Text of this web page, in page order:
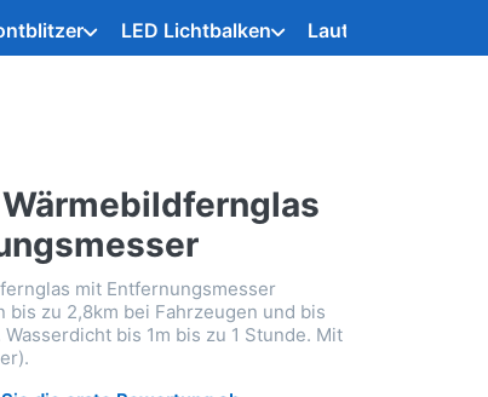
LED Lichtbalken Lautsprecher
mit Entfernungsmesser
bis zu 2,8km bei Fahrzeugen und bis
bis 1m bis zu 1 Stunde. Mit